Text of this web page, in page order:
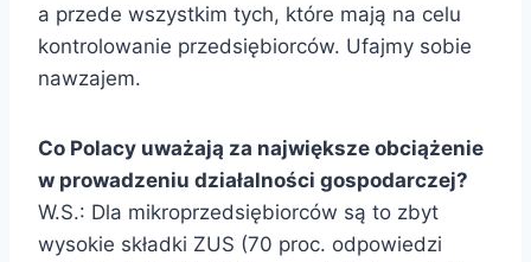
a przede wszystkim tych, które mają na celu
kontrolowanie przedsiębiorców. Ufajmy sobie
nawzajem.
Co Polacy uważają za największe obciążenie
w prowadzeniu działalności gospodarczej?
W.S.: Dla mikroprzedsiębiorców są to zbyt
wysokie składki ZUS (70 proc. odpowiedzi